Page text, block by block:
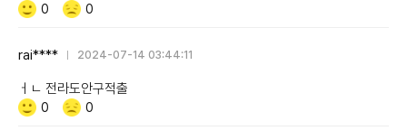
Like/Dislike
공
0
비
0
rai**** 2024-07-14 03:44:11
ㅓㄴ 전라도안구적출
Like/Dislike
공
0
비
0